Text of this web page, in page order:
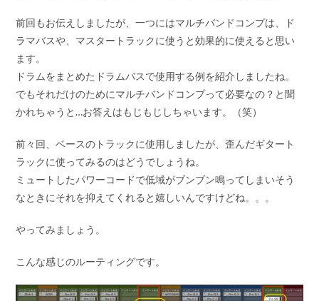
前回もお伝えしましたが、一つにはマルチバンドコンプは、ド
ラマバスや、マスタートラックに使うと効果的に使えると思い
ます。
ドラムをまとめたドラムバスで使用する例を紹介しましたね。
でもそれだけのためにマルチバンドコンプって必要なの？と聞
かれちゃうと…お答えはもじもじしちゃいます。（笑）
前々回、ベースのトラックに使用しましたが、歪んだギタート
ラックに使ってみるのはどうでしょうね。
ミュートしたパワーコードで低域がブンブン鳴ってしまいそう
なときにそれを抑えてくれると嬉しいんですけどね。。。
やってみましょう。
こんな感じのルーティングです。